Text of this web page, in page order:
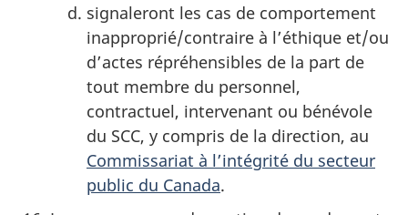
signaleront les cas de comportement
inapproprié/contraire à l’éthique et/ou
d’actes répréhensibles de la part de
tout membre du personnel,
contractuel, intervenant ou bénévole
du SCC, y compris de la direction, au
Commissariat à l’intégrité du secteur
public du Canada.